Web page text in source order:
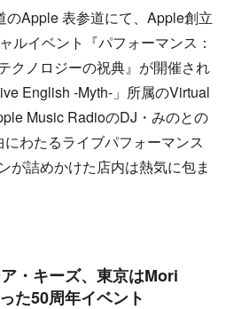
Apple 表参道にて、Apple創立
ルイベント『パフォーマンス：
クノロジーの祝典』が開催され
English -Myth-」所属のVirtual
Music RadioのDJ・みのとの
にわたるライブパフォーマンス
が詰めかけた店内は熱気に包ま
・キーズ、東京はMori
50周年イベント